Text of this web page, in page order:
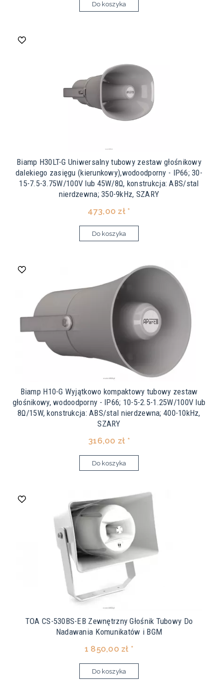
Do koszyka
Biamp H30LT-G Uniwersalny tubowy zestaw głośnikowy
dalekiego zasięgu (kierunkowy),wodoodporny - IP66; 30-
15-7.5-3.75W/100V lub 45W/8Ω, konstrukcja: ABS/stal
nierdzewna; 350-9kHz, SZARY
473,00 zł *
Do koszyka
Biamp H10-G Wyjątkowo kompaktowy tubowy zestaw
głośnikowy, wodoodporny - IP66; 10-5-2.5-1.25W/100V lub
8Ω/15W, konstrukcja: ABS/stal nierdzewna; 400-10kHz,
SZARY
316,00 zł *
Do koszyka
TOA CS-530BS-EB Zewnętrzny Głośnik Tubowy Do
Nadawania Komunikatów i BGM
1 850,00 zł *
Do koszyka